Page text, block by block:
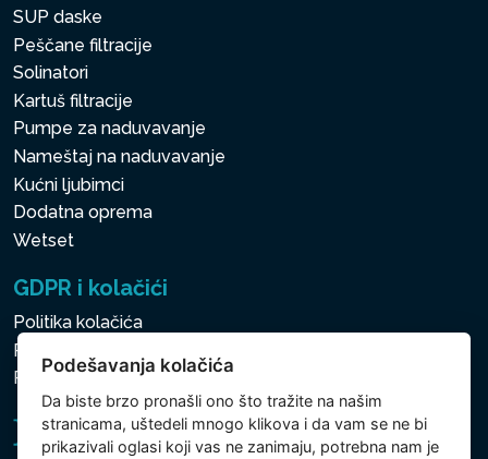
SUP daske
Peščane filtracije
Solinatori
Kartuš filtracije
Pumpe za naduvavanje
Nameštaj na naduvavanje
Kućni ljubimci
Dodatna oprema
Wetset
GDPR i kolačići
Politika kolačića
Politika zaštite ličnih i drugih obrađivanih podataka
Politika kolačića
Podešavanja kolačića
Da biste brzo pronašli ono što tražite na našim
stranicama, uštedeli mnogo klikova i da vam se ne bi
prikazivali oglasi koji vas ne zanimaju, potrebna nam je